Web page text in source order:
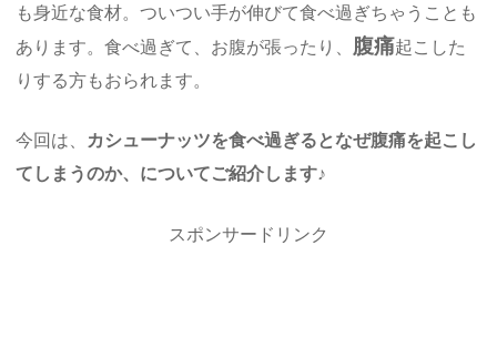
も身近な食材。ついつい手が伸びて食べ過ぎちゃうことも
あります。食べ過ぎて、お腹が張ったり、 腹痛起こした
りする方もおられます。
今回は、 カシューナッツを食べ過ぎるとなぜ腹痛を起こし
てしまうのか、についてご紹介します♪
スポンサードリンク